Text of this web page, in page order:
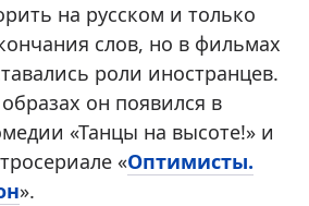
на русском и только
слов, но в фильмах
роли иностранцев.
он появился в
«Танцы на высоте!» и
«Оптимисты.
».